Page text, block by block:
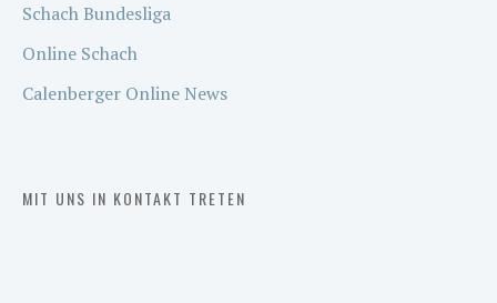
Schach Bundesliga
Online Schach
Calenberger Online News
MIT UNS IN KONTAKT TRETEN